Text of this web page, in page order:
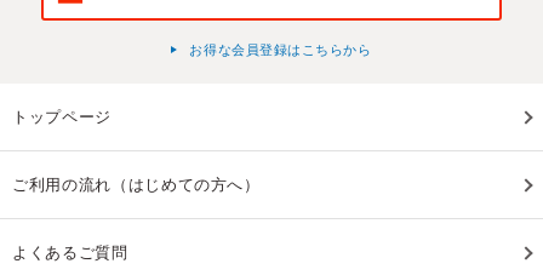
お得な会員登録はこちらから
トップページ
ご利用の流れ（はじめての方へ）
よくあるご質問